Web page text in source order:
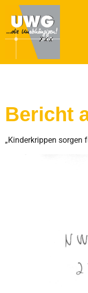
Bericht
„Kinderkrippen sorgen